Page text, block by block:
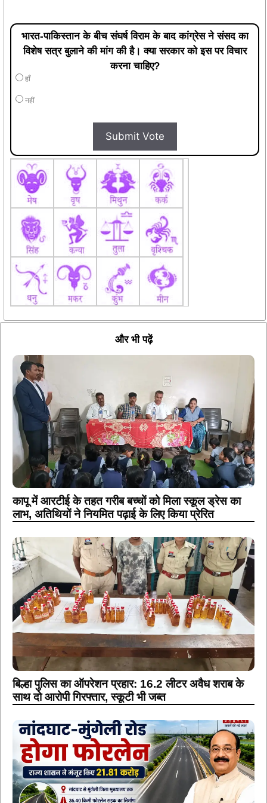
भारत-पाकिस्तान के बीच संघर्ष विराम के बाद कांग्रेस ने संसद का
विशेष सत्र बुलाने की मांग की है। क्या सरकार को इस पर विचार
करना चाहिए?
हाँ
नहीं
Submit Vote
और भी पढ़ें
कापू में आरटीई के तहत गरीब बच्चों को मिला स्कूल ड्रेस का
लाभ, अतिथियों ने नियमित पढ़ाई के लिए किया प्रेरित
बिल्हा पुलिस का ऑपरेशन प्रहार: 16.2 लीटर अवैध शराब के
साथ दो आरोपी गिरफ्तार, स्कूटी भी जब्त